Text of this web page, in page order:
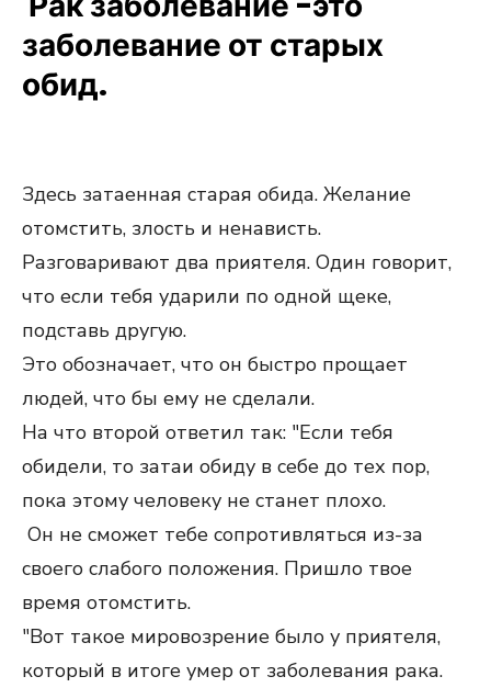
заболевание от старых
обид.
Здесь затаенная старая обида. Желание
отомстить, злость и ненависть.
Разговаривают два приятеля. Один говорит,
что если тебя ударили по одной щеке,
подставь другую.
Это обозначает, что он быстро прощает
людей, что бы ему не сделали.
На что второй ответил так: "Если тебя
обидели, то затаи обиду в себе до тех пор,
пока этому человеку не станет плохо.
Он не сможет тебе сопротивляться из-за
своего слабого положения. Пришло твое
время отомстить.
"Вот такое мировозрение было у приятеля,
который в итоге умер от заболевания рака.